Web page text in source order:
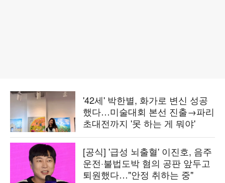
'42세' 박한별, 화가로 변신 성공
했다…미술대회 본선 진출→파리
초대전까지 '못 하는 게 뭐야'
[공식] '급성 뇌출혈' 이진호, 음주
운전·불법도박 혐의 공판 앞두고
퇴원했다…"안정 취하는 중"